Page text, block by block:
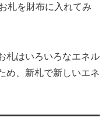
札を財布に入れてみ
札はいろいろなエネル
め、新札で新しいエネ